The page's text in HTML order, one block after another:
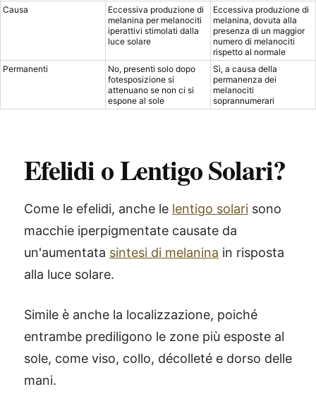
Causa
Eccessiva produzione di
melanina per melanociti
iperattivi stimolati dalla
luce solare
Eccessiva produzione di
melanina, dovuta alla
presenza di un maggior
numero di melanociti
rispetto al normale
Permanenti
No, presenti solo dopo
fotesposizione si
attenuano se non ci si
espone al sole
Sì, a causa della
permanenza dei
melanociti
soprannumerari
Efelidi o Lentigo Solari?
Come le efelidi, anche le lentigo solari sono
macchie iperpigmentate causate da
un'aumentata sintesi di melanina in risposta
alla luce solare.
Simile è anche la localizzazione, poiché
entrambe prediligono le zone più esposte al
sole, come viso, collo, décolleté e dorso delle
mani.